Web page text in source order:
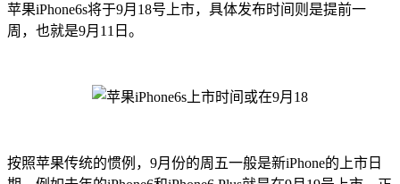
苹果iPhone6s将于9月18号上市，具体发布时间则是提前一
周，也就是9月11日。
按照苹果传统的惯例，9月份的周五一般是新iPhone的上市日